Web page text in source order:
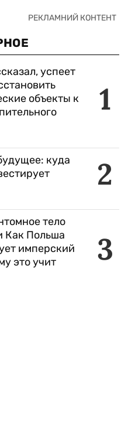
1
успеет
объекты к
2
куда
3
тело
Как Польша
имперский
это учит